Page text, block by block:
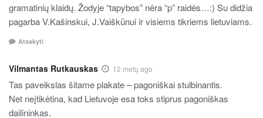
gramatinių klaidų. Žodyje “tapybos” nėra “p” raidės…:) Su didžia
pagarba V.Kašinskui, J.Vaiškūnui ir visiems tikriems lietuviams.
Atsakyti
Vilmantas Rutkauskas 12 metų ago
Tas paveikslas šitame plakate – pagoniškai stulbinantis.
Net neįtikėtina, kad Lietuvoje esa toks stiprus pagoniškas
dailininkas.